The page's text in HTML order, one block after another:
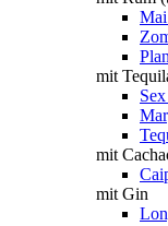
mit
mit
mit Gin